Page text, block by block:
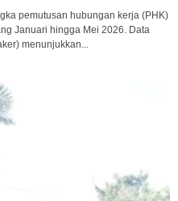
pemutusan hubungan kerja (PHK)
Januari hingga Mei 2026. Data
menunjukkan...